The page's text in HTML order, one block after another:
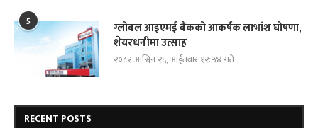
5
ग्लोबल आइएमई बैंकको आकर्षक लाभांश घोषणा,
शेयरधनीमा उत्साह
२०८२ आश्विन २६, आईतवार १२:५४ गते
RECENT POSTS